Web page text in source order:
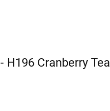
H196 Cranberry Tea